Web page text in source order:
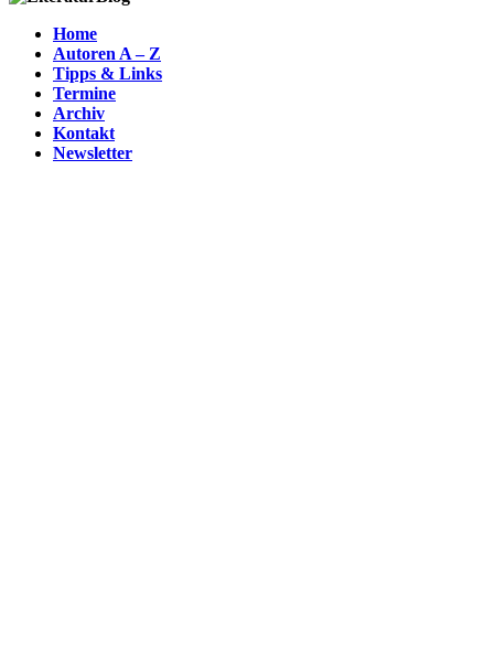
Home
Autoren A – Z
Tipps & Links
Termine
Archiv
Kontakt
Newsletter